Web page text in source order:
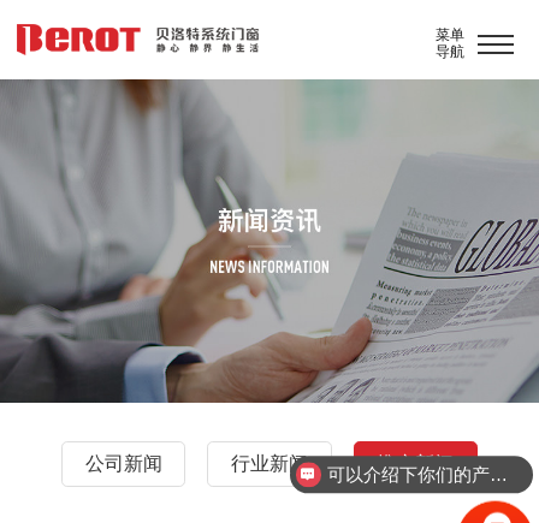
菜单
导航
公司新闻 行业新闻 推广新闻
可以介绍下你们的产品么